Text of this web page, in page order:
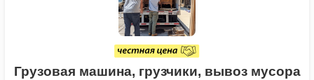
Грузовая машина, грузчики, вывоз мусора